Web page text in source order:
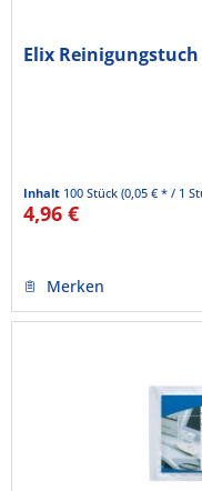
Elix
Inhalt 100 Stück(0,05 € * / 1
4,96 €
Merken